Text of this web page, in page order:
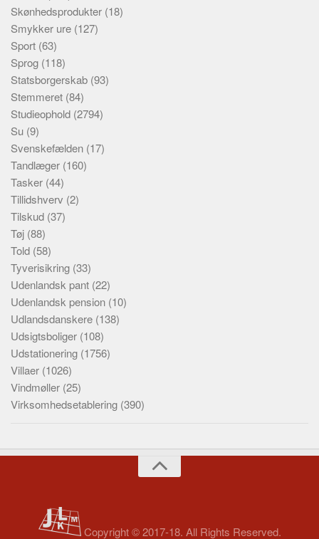
Skønhedsprodukter (18)
Smykker ure (127)
Sport (63)
Sprog (118)
Statsborgerskab (93)
Stemmeret (84)
Studieophold (2794)
Su (9)
Svenskefælden (17)
Tandlæger (160)
Tasker (44)
Tillidshverv (2)
Tilskud (37)
Tøj (88)
Told (58)
Tyverisikring (33)
Udenlandsk pant (22)
Udenlandsk pension (10)
Udlandsdanskere (138)
Udsigtsboliger (108)
Udstationering (1756)
Villaer (1026)
Vindmøller (25)
Virksomhedsetablering (390)
Copyright © 2017-18. All Rights Reserved.